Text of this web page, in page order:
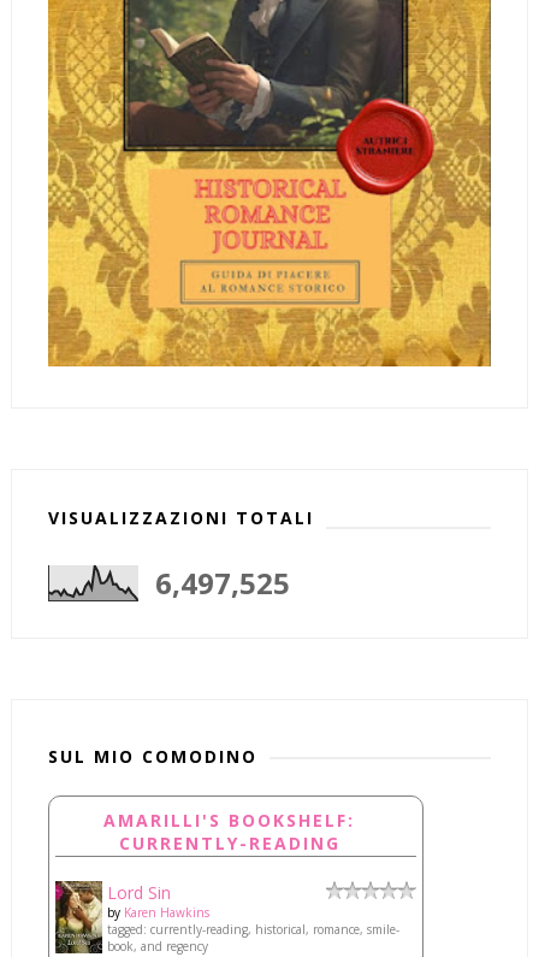
VISUALIZZAZIONI TOTALI
6,497,525
SUL MIO COMODINO
AMARILLI'S BOOKSHELF:
CURRENTLY-READING
Lord Sin
by Karen Hawkins
tagged: currently-reading, historical, romance, smile-
book, and regency